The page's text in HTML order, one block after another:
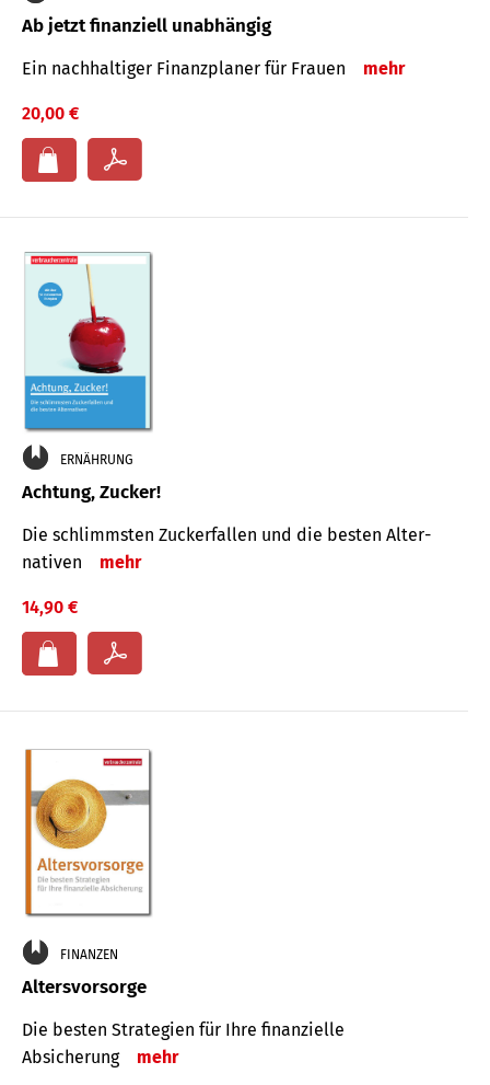
Ab jetzt finanziell unabhängig
Ein nachhaltiger Finanzplaner für Frauen mehr
20,00 €
ERNÄHRUNG
Achtung, Zucker!
Die schlimmsten Zucker­fallen und die besten Alter­
nativen
mehr
14,90 €
FINANZEN
Altersvorsorge
Die besten Strategien für Ihre finanzielle
Absicherung
mehr